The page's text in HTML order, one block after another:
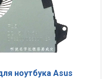
ноутбука Asus